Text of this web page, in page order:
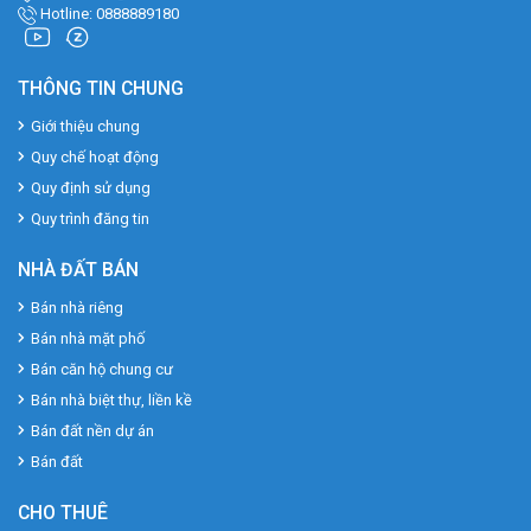
Hotline: 0888889180
THÔNG TIN CHUNG
Giới thiệu chung
Quy chế hoạt động
Quy định sử dụng
Quy trình đăng tin
NHÀ ĐẤT BÁN
Bán nhà riêng
Bán nhà mặt phố
Bán căn hộ chung cư
Bán nhà biệt thự, liền kề
Bán đất nền dự án
Bán đất
CHO THUÊ